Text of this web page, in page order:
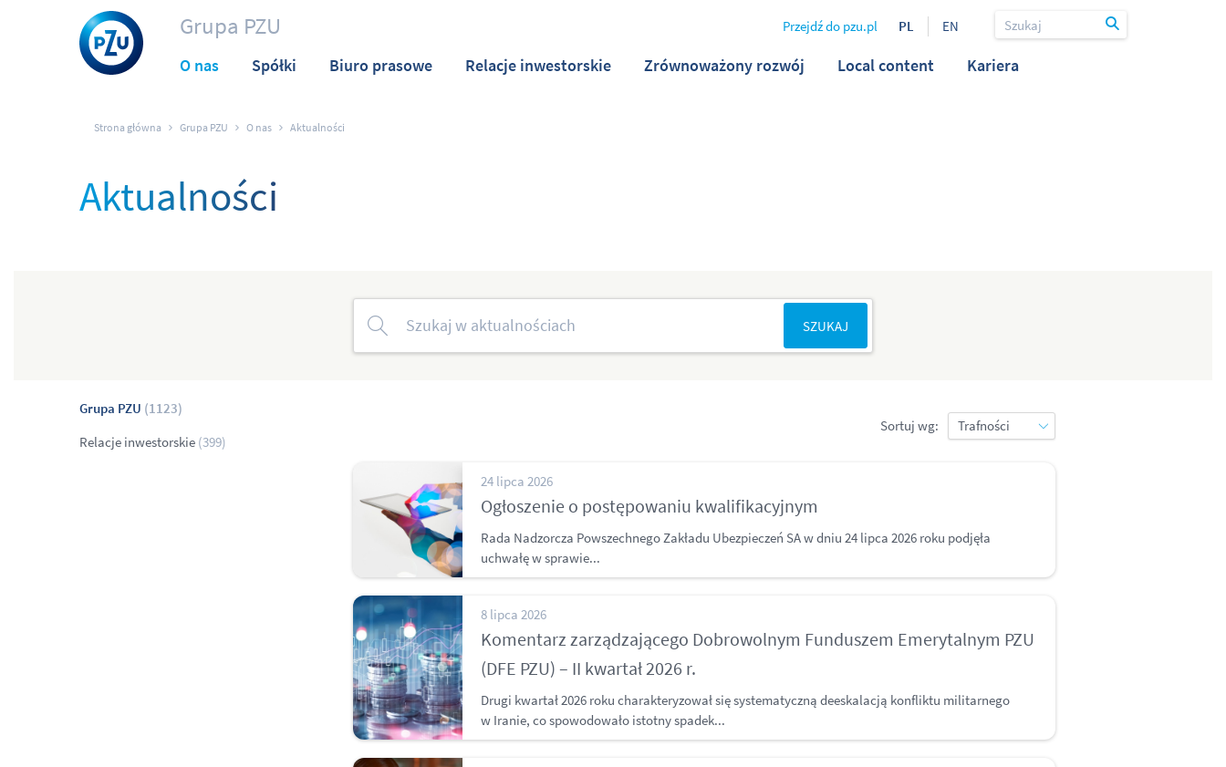
Grupa PZU
O nas Spółki Biuro prasowe Relacje inwestorskie Zrównoważony rozwój Local content Kariera
Przejdź do pzu.pl PL EN
Strona główna Grupa PZU O nas Aktualności
Aktualności
Grupa PZU (1123)
Relacje inwestorskie (399)
Sortuj wg:
24 lipca 2026
Ogłoszenie o postępowaniu kwalifikacyjnym
Rada Nadzorcza Powszechnego Zakładu Ubezpieczeń SA w dniu 24 lipca 2026 roku podjęła
uchwałę w sprawie...
8 lipca 2026
Komentarz zarządzającego Dobrowolnym Funduszem Emerytalnym PZU
(DFE PZU) – II kwartał 2026 r.
Drugi kwartał 2026 roku charakteryzował się systematyczną deeskalacją konfliktu militarnego
w Iranie, co spowodowało istotny spadek...